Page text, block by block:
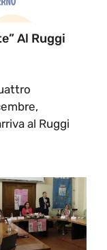
Al Ruggi
al Ruggi